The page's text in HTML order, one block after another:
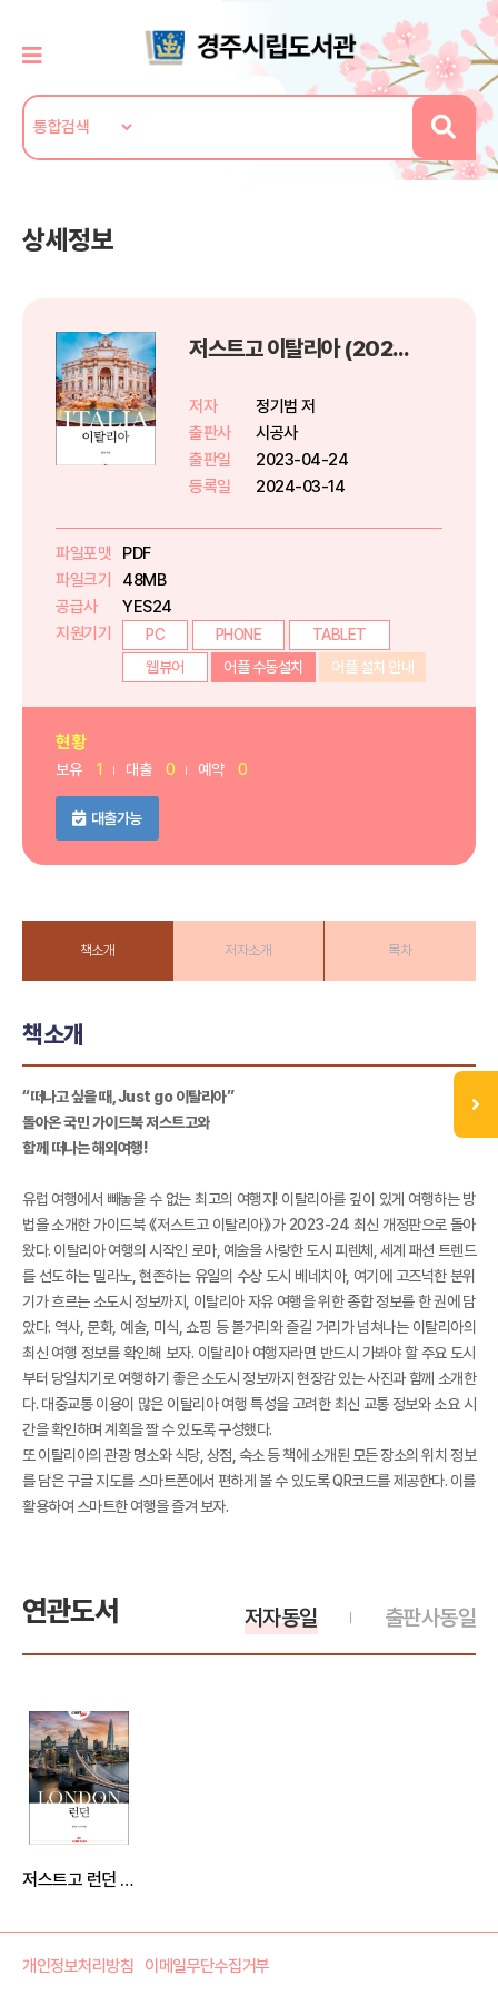
상세정보
저스트고 이탈리아 (2023~2024년 최신개정판)
저자
정기범 저
출판사
시공사
출판일
2023-04-24
등록일
2024-03-14
파일포맷
PDF
파일크기
48MB
공급사
YES24
지원기기
PC PHONE
TABLET
웹뷰어
어플 수동설치 어플 설치 안내
현황
보유 1 대출 0 예약 0
대출가능
책소개 저자소개 목차
책소개
“떠나고 싶을 때, Just go 이탈리아”
돌아온 국민 가이드북 저스트고와
함께 떠나는 해외여행!
유럽 여행에서 빼놓을 수 없는 최고의 여행지! 이탈리아를 깊이 있게 여행하는 방
법을 소개한 가이드북 《저스트고 이탈리아》가 2023-24 최신 개정판으로 돌아
왔다. 이탈리아 여행의 시작인 로마, 예술을 사랑한 도시 피렌체, 세계 패션 트렌드
를 선도하는 밀라노, 현존하는 유일의 수상 도시 베네치아, 여기에 고즈넉한 분위
기가 흐르는 소도시 정보까지, 이탈리아 자유 여행을 위한 종합 정보를 한 권에 담
았다. 역사, 문화, 예술, 미식, 쇼핑 등 볼거리와 즐길 거리가 넘쳐나는 이탈리아의
최신 여행 정보를 확인해 보자. 이탈리아 여행자라면 반드시 가봐야 할 주요 도시
부터 당일치기로 여행하기 좋은 소도시 정보까지 현장감 있는 사진과 함께 소개한
다. 대중교통 이용이 많은 이탈리아 여행 특성을 고려한 최신 교통 정보와 소요 시
간을 확인하며 계획을 짤 수 있도록 구성했다.
또 이탈리아의 관광 명소와 식당, 상점, 숙소 등 책에 소개된 모든 장소의 위치 정보
를 담은 구글 지도를 스마트폰에서 편하게 볼 수 있도록 QR코드를 제공한다. 이를
활용하여 스마트한 여행을 즐겨 보자.
연관도서 출판사동일
저자동일
저스트고 런던 (2023~2024년 최신개정판)
개인정보처리방침 이메일무단수집거부